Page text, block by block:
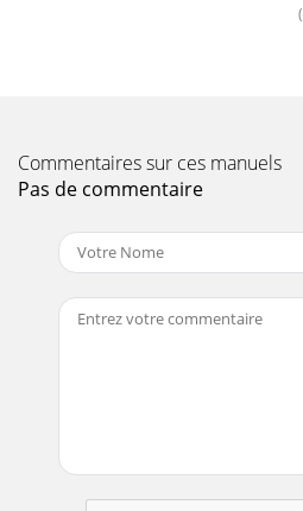
Commentaires sur ces manuels
Pas de commentaire